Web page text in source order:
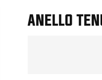
ANELLO